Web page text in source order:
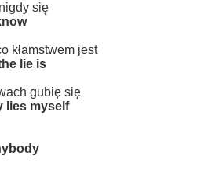
się
kłamstwem jest
lie is
gubię się
lies myself